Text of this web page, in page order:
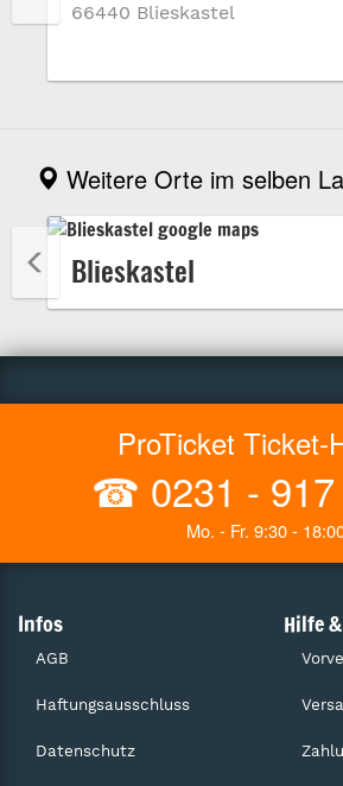
66440 Blieskastel
Weitere Orte im selben
Blieskastel
ProTicket Ticket-
☎ 0231 -
Mo. - Fr. 9:30 -
Infos
AGB
Haftungsausschluss
Datenschutz
Hilfe